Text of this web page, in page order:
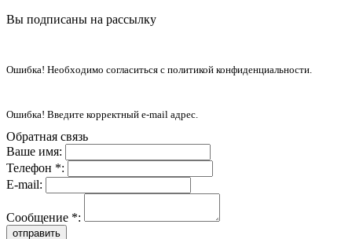
Вы подписаны на рассылку
Ошибка! Необходимо согласиться с политикой конфиденциальности.
Ошибка! Введите корректный e-mail адрес.
Обратная связь
Ваше имя:
Телефон *:
E-mail:
Сообщение *:
отправить